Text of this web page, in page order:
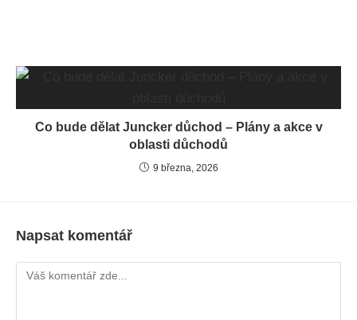
Co bude dělat Juncker důchod – Plány a akce v
oblasti důchodů
9 března, 2026
Napsat komentář